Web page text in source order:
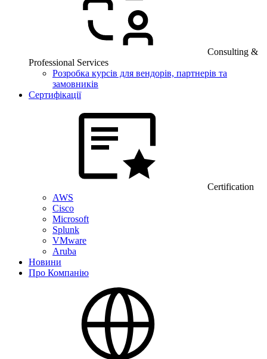
Consulting &
Professional Services
Розробка курсів для вендорів, партнерів та
замовників
Сертифікації
Certification
AWS
Cisco
Microsoft
Splunk
VMware
Aruba
Новини
Про Компанію